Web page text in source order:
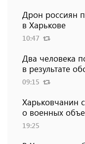
Дрон россиян
в Харькове
10:47
Два человека
в результате
09:15
Харьковчанин
о военных
19:25